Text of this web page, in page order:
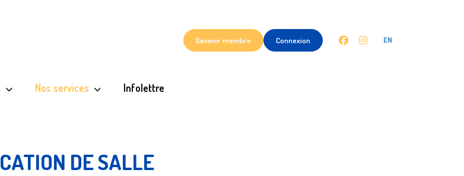
Devenir membre Connexion facebookinstagram
Nos services Infolettre
DE SALLE